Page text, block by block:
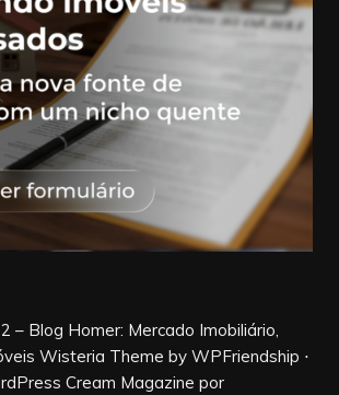
– Blog Homer: Mercado Imobiliário,
Wisteria Theme by WPFriendship ⋅
Cream Magazine por